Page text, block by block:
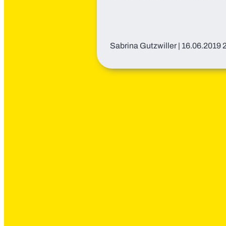
Sabrina Gutzwiller | 16.06.2019